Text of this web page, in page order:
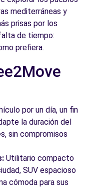
mediterráneas y
prisas por los
de tiempo:
prefiera.
por un día, un fin
la duración del
sin compromisos
Utilitario compacto
SUV espacioso
cómoda para sus